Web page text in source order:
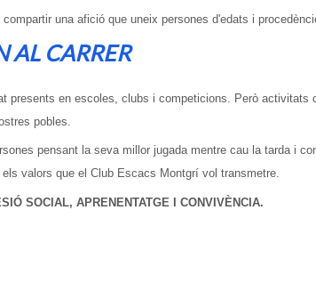
una afició que uneix persones d'edats i
AL CARRER
presents en escoles, clubs i competicions. Però activitats
pobles.
pensant la seva millor jugada mentre cau la tarda i
valors que el Club Escacs Montgrí vol transmetre.
SOCIAL, APRENENTATGE I CONVIVÈNCIA.